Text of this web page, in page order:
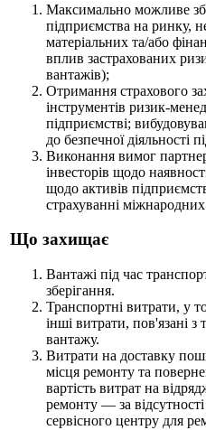
Максимально можливе
підприємства на ринку,
матеріальних та/або
вплив застрахованих
вантажів);
Отримання страхового
інструментів ризик-
підприємстві;
до безпечної діяльності
Виконання вимог
інвесторів щодо
щодо активів
страхуванні
Що захищає
Вантажі під час
зберігання.
Транспортні витрати, у
інші витрати, пов'язані
вантажу.
Витрати на доставку
місця ремонту та
вартість витрат на
ремонту — за
сервісного центру для